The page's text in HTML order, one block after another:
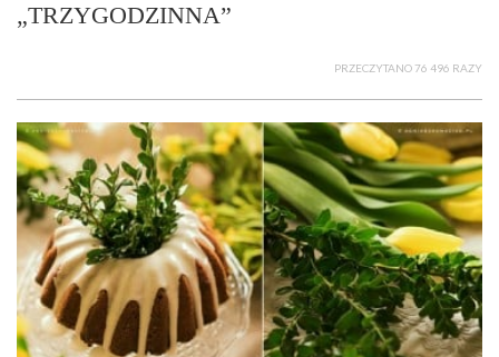
„TRZYGODZINNA”
PRZECZYTANO 76 496 RAZY